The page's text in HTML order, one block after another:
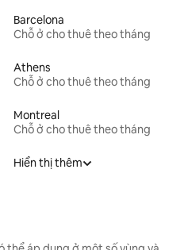
Barcelona
Chỗ ở cho thuê theo tháng
Athens
Chỗ ở cho thuê theo tháng
Montreal
Chỗ ở cho thuê theo tháng
Hiển thị thêm